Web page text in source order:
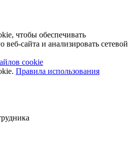
чтобы обеспечивать
сайта и анализировать сетевой
cookie
Правила использования